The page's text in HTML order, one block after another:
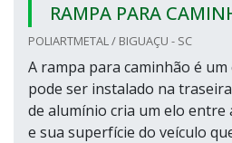
RAMPA PARA
POLIARTMETAL / BIGUAÇU - SC
A rampa para caminhão é
pode ser instalado na
de alumínio cria um elo entre
e sua superfície do veículo